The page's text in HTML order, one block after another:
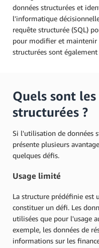
données structurées et
l'informatique
requête structurée (SQL)
pour modifier et maintenir
structurées sont
Quels sont
structurées ?
Si l'utilisation de données
présente plusieurs
quelques défis.
Usage limité
La structure prédéfinie est
constituer un défi. Les
utilisées que pour l'usage
exemple, les données de
informations sur les